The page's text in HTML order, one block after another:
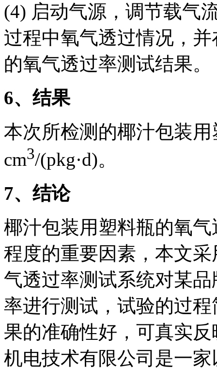
(4) 启动气源，调节载气
过程中氧气透过情况，
的氧气透过率测试结果。
6、结果
本次所检测的椰汁包装
cm3/(pkg·d)。
7、结论
椰汁包装用塑料瓶的氧
程度的重要因素，本文
气透过率测试系统对某
率进行测试，试验的过
果的准确性好，可真实
机电技术有限公司是一